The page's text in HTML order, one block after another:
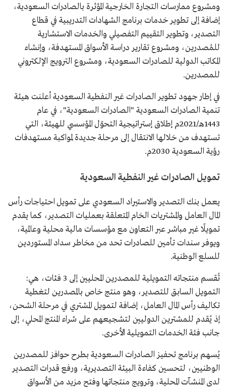
ومشروع ممارسات التجارة الخارجية المؤثرة بالصادرات السعودية،
إضافة إلى تطوير خدمات برنامج الشهادات التدريبية في قطاع
التصدير، وتطوير التقييم التفصيلي والخدمات الاستشارية
للمُصدرين، ومشروع تقارير دراسة الأسواق المستهدفة، وإنشاء
المكاتب الدولية للصادرات السعودية، ومشروع الترويج الإلكتروني
للمصدرين.
في إطار جهود تطوير الصادرات غير النفطية السعودية أعلنت هيئة
تنمية الصادرات السعودية "الصادرات السعودية"، في عام
1443هـ/2021م إطلاق إستراتيجية التحوّل المؤسسي للهيئة، التي
تستهدف من خلالها الانتقال إلى مرحلة جديدة لمواكبة مستهدفات
رؤية السعودية 2030م.
تمويل الصادرات غير النفطية السعودية
يعمل بنك التصدير والاستيراد السعودي على تمويل احتياجات رأس
المال العامل والمشتريات الخام المتعلقة بعمليات التصدير، كما يقدم
تمويلًا غير مباشر عبر التعاون مع مؤسسات مالية محلية وعالمية،
ويوفر سندات تأمين للصادرات تحد من مخاطر سداد المستوردين
للسلع الوطنية.
تُقسم منتجاته التمويلية للمصدرين المحليين إلى 3 فئات، هي:
التمويل السابق للتصدير، وهو منتج خاص بالمصدرين لتغطية
تكاليف رأس المال العامل، إضافة لتمويل المشتري في مرحلة الشحن،
إذ يُقدم للمشترين الدوليين لتشجيعهم على شراء المنتج المحلي، إلى
جانب فئة الخدمات التمويلية الأخرى.
يُسهم برنامج تحفيز الصادرات السعودية بطرح حوافز للمصدرين
الوطنيين، لتحسين كفاءة البيئة التصديرية، ورفع قدرات التصدير
لدى المنشآت المحلية، وترويج منتجاتها وفتح مزيد من الأسواق